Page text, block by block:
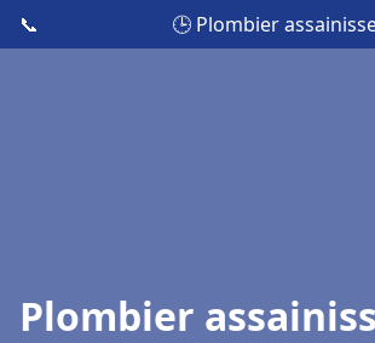
📞 🕒 Plombier
Plombier